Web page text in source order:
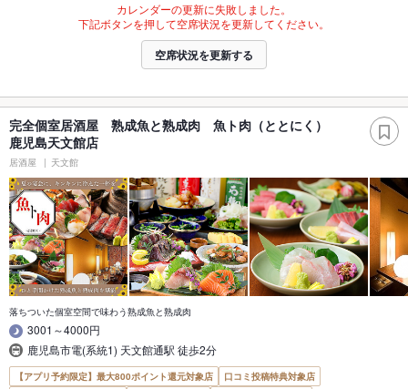
カレンダーの更新に失敗しました。
下記ボタンを押して空席状況を更新してください。
空席状況を更新する
完全個室居酒屋 熟成魚と熟成肉 魚ト肉（ととにく）
鹿児島天文館店
居酒屋 天文館
落ちついた個室空間で味わう熟成魚と熟成肉
3001～4000円
鹿児島市電(系統1) 天文館通駅 徒歩2分
【アプリ予約限定】最大800ポイント還元対象店
口コミ投稿特典対象店